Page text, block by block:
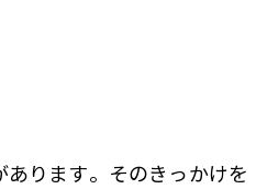
あります。そのきっかけを